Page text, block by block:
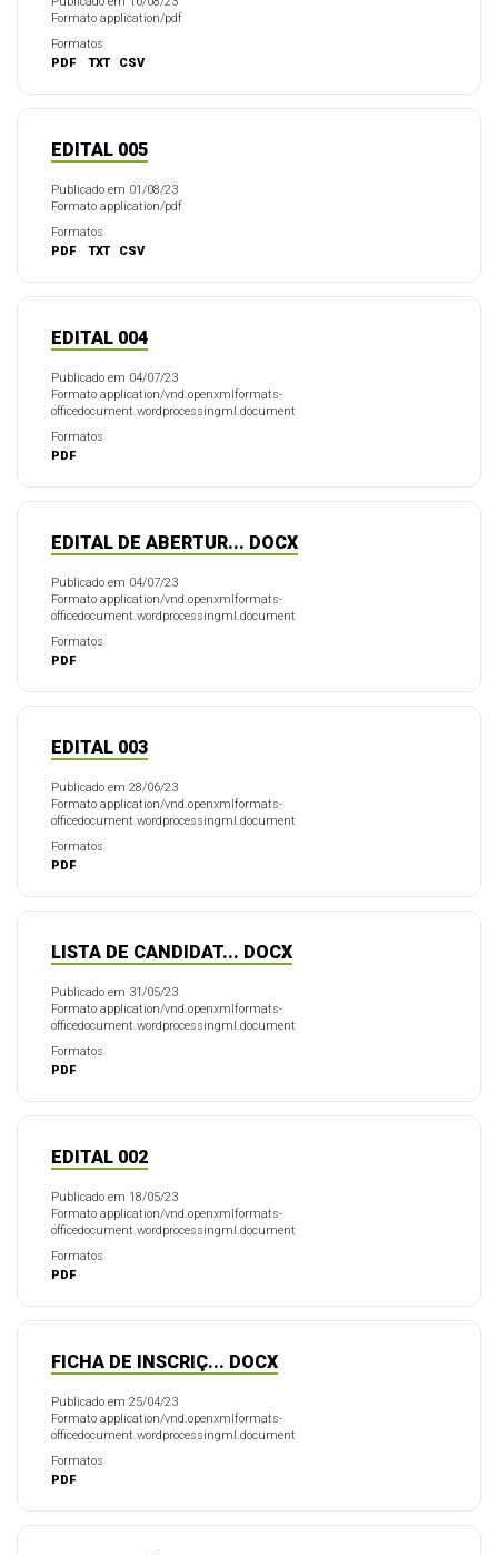
Formato application/pdf
Formatos
PDF
TXT CSV
EDITAL 005
Publicado em 01/08/23
Formato application/pdf
Formatos
PDF
TXT CSV
EDITAL 004
Publicado em 04/07/23
Formato application/vnd.openxmlformats-
officedocument.wordprocessingml.document
Formatos
PDF
EDITAL DE ABERTUR... DOCX
Publicado em 04/07/23
Formato application/vnd.openxmlformats-
officedocument.wordprocessingml.document
Formatos
PDF
EDITAL 003
Publicado em 28/06/23
Formato application/vnd.openxmlformats-
officedocument.wordprocessingml.document
Formatos
PDF
LISTA DE CANDIDAT... DOCX
Publicado em 31/05/23
Formato application/vnd.openxmlformats-
officedocument.wordprocessingml.document
Formatos
PDF
EDITAL 002
Publicado em 18/05/23
Formato application/vnd.openxmlformats-
officedocument.wordprocessingml.document
Formatos
PDF
FICHA DE INSCRIÇ... DOCX
Publicado em 25/04/23
Formato application/vnd.openxmlformats-
officedocument.wordprocessingml.document
Formatos
PDF